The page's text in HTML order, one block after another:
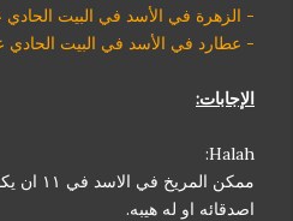
- الزهرة في الأسد في البيت
- عطارد في الأسد في البيت
الإجابات:
Halah:
ممكن
اصدقائه او له هيبه.